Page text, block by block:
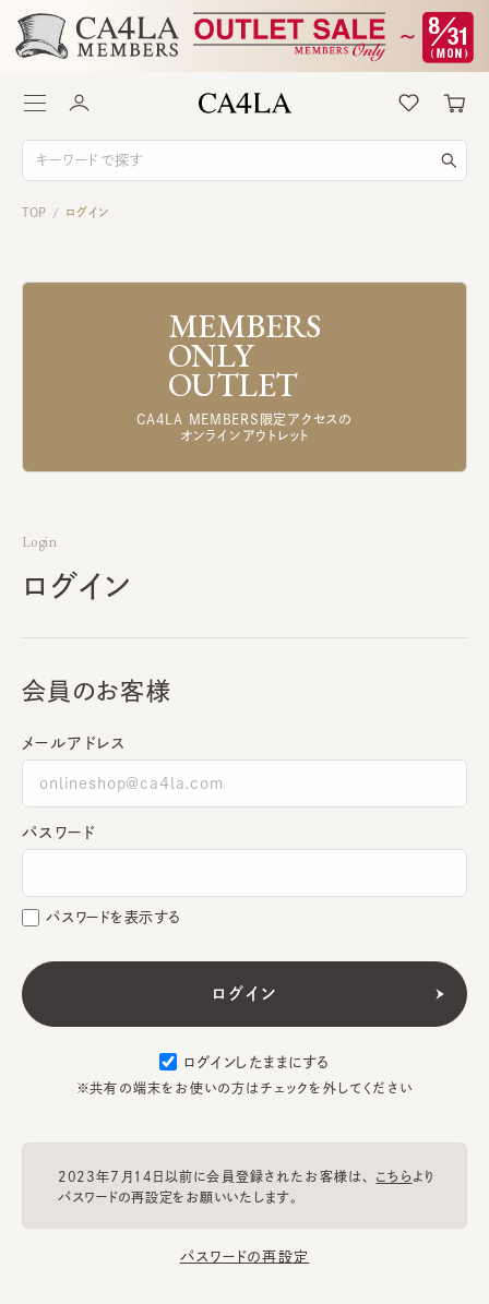
TOP / ログイン
MEMBERS
ONLY
OUTLET
CA4LA MEMBERS限定アクセスの
オンラインアウトレット
Login
ログイン
会員のお客様
メールアドレス
パスワード
パスワードを表示する
ログインしたままにする
※共有の端末をお使いの方はチェックを外してください
2023年7月14日以前に会員登録されたお客様は、 こちらより
パスワードの再設定をお願いいたします。
パスワードの再設定